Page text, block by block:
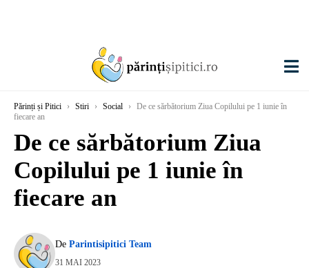
Părinți și Pitici › Stiri › Social ›
De ce sărbătorium Ziua Copilului pe 1 iunie în
fiecare an
De ce sărbătorium Ziua
Copilului pe 1 iunie în
fiecare an
De Parintisipitici Team
31 MAI 2023